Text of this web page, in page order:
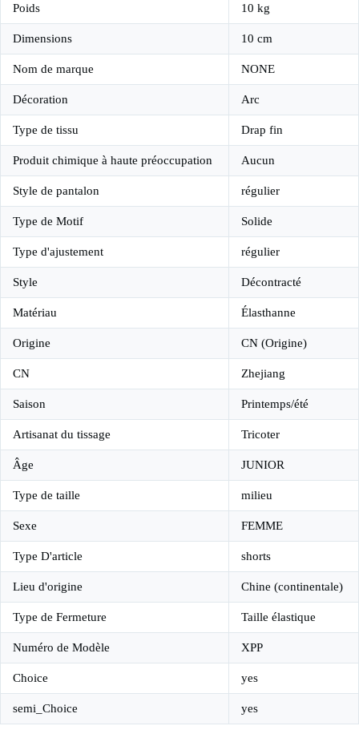
Poids 10 kg
Dimensions 10 cm
Nom de marque NONE
Décoration Arc
Type de tissu Drap fin
Produit chimique à haute préoccupation Aucun
Style de pantalon régulier
Type de Motif Solide
Type d'ajustement régulier
Style Décontracté
Matériau Élasthanne
Origine CN (Origine)
CN Zhejiang
Saison Printemps/été
Artisanat du tissage Tricoter
Âge JUNIOR
Type de taille milieu
Sexe FEMME
Type D'article shorts
Lieu d'origine Chine (continentale)
Type de Fermeture Taille élastique
Numéro de Modèle XPP
Choice yes
semi_Choice yes